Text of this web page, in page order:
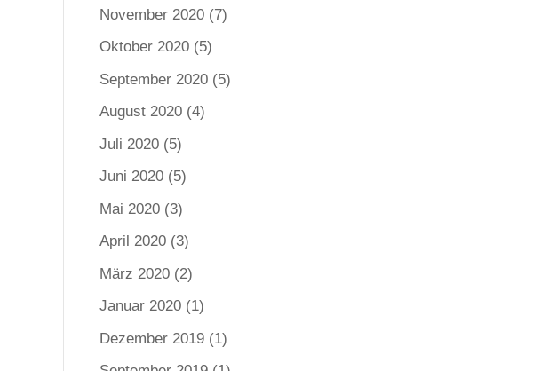
November 2020(7)
Oktober 2020(5)
September 2020(5)
August 2020(4)
Juli 2020(5)
Juni 2020(5)
Mai 2020(3)
April 2020(3)
März 2020(2)
Januar 2020(1)
Dezember 2019(1)